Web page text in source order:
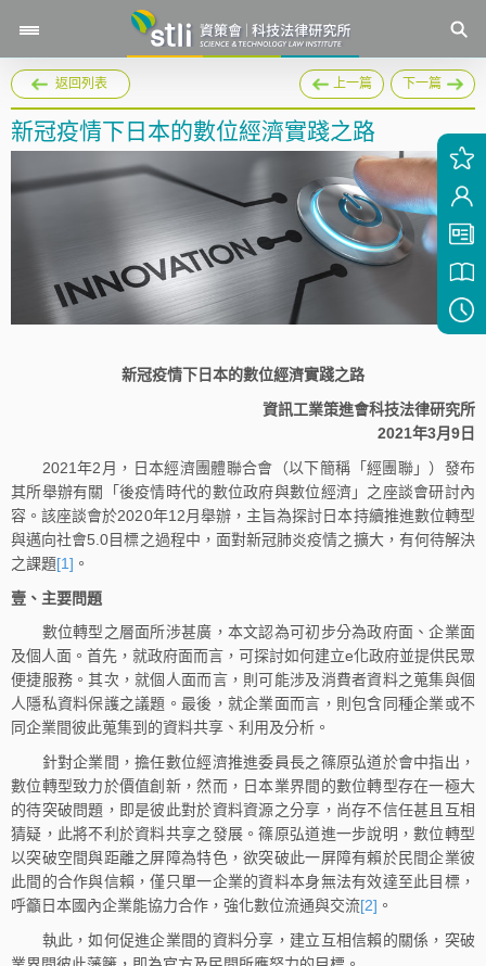
返回列表 上一篇 下一篇
新冠疫情下日本的數位經濟實踐之路
新冠疫情下日本的數位經濟實踐之路
資訊工業策進會科技法律研究所
2021年3月9日
2021年2月，日本經濟團體聯合會（以下簡稱「經團聯」）發布
其所舉辦有關「後疫情時代的數位政府與數位經濟」之座談會研討內
容。該座談會於2020年12月舉辦，主旨為探討日本持續推進數位轉型
與邁向社會5.0目標之過程中，面對新冠肺炎疫情之擴大，有何待解決
之課題[1] 。
壹、主要問題
數位轉型之層面所涉甚廣，本文認為可初步分為政府面、企業面
及個人面。首先，就政府面而言，可探討如何建立e化政府並提供民眾
便捷服務。其次，就個人面而言，則可能涉及消費者資料之蒐集與個
人隱私資料保護之議題。最後，就企業面而言，則包含同種企業或不
同企業間彼此蒐集到的資料共享、利用及分析。
針對企業間，擔任數位經濟推進委員長之篠原弘道於會中指出，
數位轉型致力於價值創新，然而，日本業界間的數位轉型存在一極大
的待突破問題，即是彼此對於資料資源之分享，尚存不信任甚且互相
猜疑，此將不利於資料共享之發展。篠原弘道進一步說明，數位轉型
以突破空間與距離之屏障為特色，欲突破此一屏障有賴於民間企業彼
此間的合作與信賴，僅只單一企業的資料本身無法有效達至此目標，
呼籲日本國內企業能協力合作，強化數位流通與交流[2] 。
執此，如何促進企業間的資料分享，建立互相信賴的關係，突破